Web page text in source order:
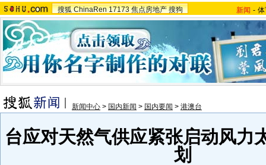
搜狐 ChinaRen 17173 焦点房地产 搜狗 新闻 -
新闻中心 > 国内新闻 > 国内要闻 > 港澳台
台应对天然气供应紧张启动风力
划